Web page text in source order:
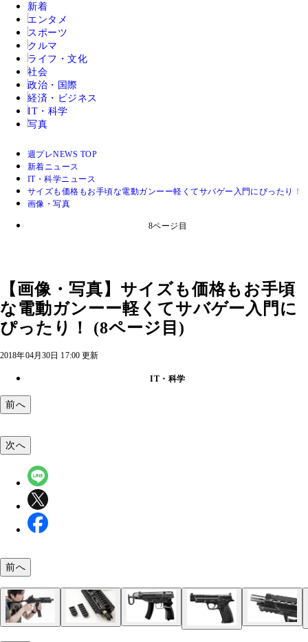
新着
エンタメ
スポーツ
クルマ
ライフ・文化
社会
政治・国際
経済・ビジネス
IT・科学
写真
週プレNEWS TOP
新着ニュース
IT・科学ニュース
サイズも価格もお手頃な電動ガンーー軽くてサバゲー入門にぴったり！
画像・写真
8ページ目
【画像・写真】サイズも価格もお手頃
な電動ガンーー軽くてサバゲー入門に
ぴったり！ (8ページ目)
2018年04月30日 17:00 更新
IT・科学
前へ
次へ
前へ